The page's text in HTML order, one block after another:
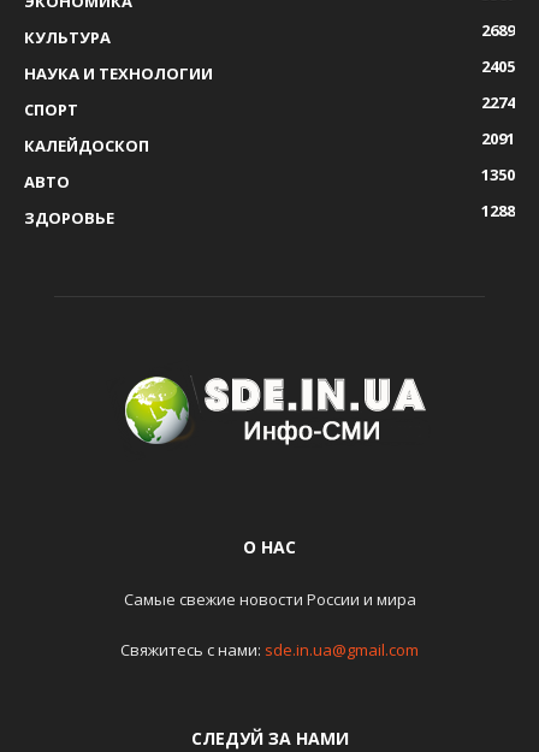
КУЛЬТУРА
2689
НАУКА И ТЕХНОЛОГИИ
2405
СПОРТ
2274
КАЛЕЙДОСКОП
2091
АВТО
1350
ЗДОРОВЬЕ
1288
О НАС
Самые свежие новости России и мира
Свяжитесь с нами: sde.in.ua@gmail.com
СЛЕДУЙ ЗА НАМИ